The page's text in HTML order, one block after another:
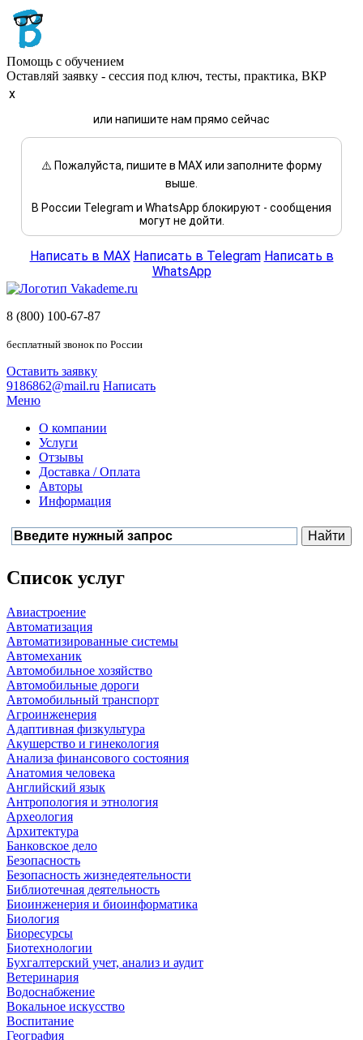
Помощь с обучением
Оставляй заявку - сессия под ключ, тесты, практика, ВКР
x
или напишите нам прямо сейчас
⚠️ Пожалуйста, пишите в MAX или заполните форму
выше.
В России Telegram и WhatsApp блокируют - сообщения
могут не дойти.
Написать в MAX Написать в Telegram Написать в
WhatsApp
8 (800) 100-67-87
бесплатный звонок по России
Оставить заявку
9186862@mail.ru Написать
Меню
О компании
Услуги
Отзывы
Доставка / Оплата
Авторы
Информация
Список услуг
Авиастроение
Автоматизация
Автоматизированные системы
Автомеханик
Автомобильное хозяйство
Автомобильные дороги
Автомобильный транспорт
Агроинженерия
Адаптивная физкультура
Акушерство и гинекология
Анализа финансового состояния
Анатомия человека
Английский язык
Антропология и этнология
Археология
Архитектура
Банковское дело
Безопасность
Безопасность жизнедеятельности
Библиотечная деятельность
Биоинженерия и биоинформатика
Биология
Биоресурсы
Биотехнологии
Бухгалтерский учет, анализ и аудит
Ветеринария
Водоснабжение
Вокальное искусство
Воспитание
География